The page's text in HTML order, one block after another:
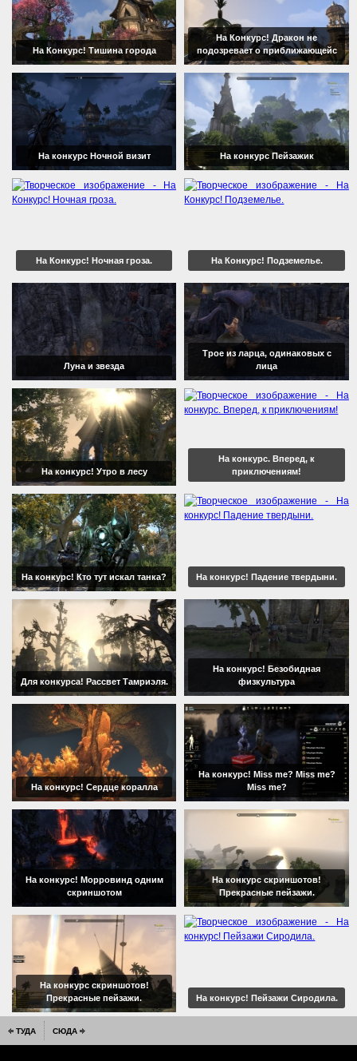
На Конкурс! Тишина города
На Конкурс! Дракон не
подозревает о приближающейс
На конкурс Ночной визит На конкурс Пейзажик
На Конкурс! Ночная гроза. На Конкурс! Подземелье.
Луна и звезда
Трое из ларца, одинаковых с
лица
На конкурс! Утро в лесу
На конкурс. Вперед, к
приключениям!
На конкурс! Кто тут искал танка? На конкурс! Падение твердыни.
Для конкурса! Рассвет Тамриэля.
На конкурс! Безобидная
физкультура
На конкурс! Сердце коралла
На конкурс! Miss me? Miss me?
Miss me?
На конкурс! Морровинд одним
скриншотом
На конкурс скриншотов!
Прекрасные пейзажи.
На конкурс скриншотов!
Прекрасные пейзажи.
На конкурс! Пейзажи Сиродила.
ТУДА СЮДА